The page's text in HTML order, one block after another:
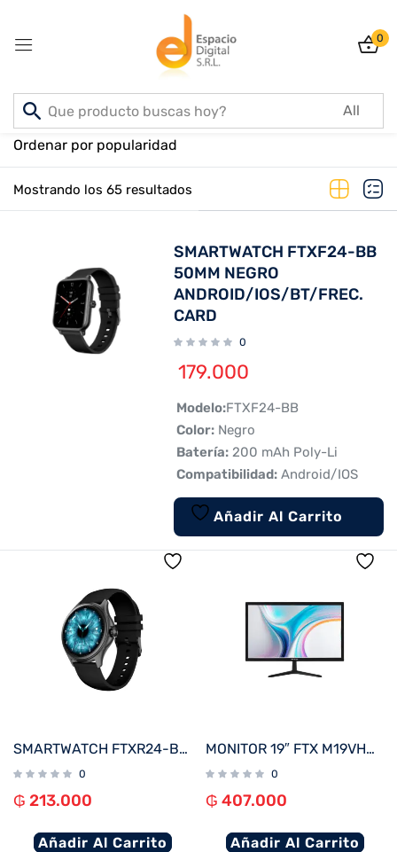
0
Inicio PRODUCTOS
Mostrando los 65 resultados
Ordenar por popularidad
SMARTWATCH FTXF24-BB
50MM NEGRO
ANDROID/IOS/BT/FREC.
CARD
0
179.000
 Modelo:FTXF24-BB
 Color:Negro
 Batería:200 mAh Poly-Li
 Compatibilidad:Android/IOS
Añadir Al Carrito
SMARTWATCH FTXR24-BB 53MM NEGRO ANDROID/IOS/BT/FREC. CARD
0
₲ 213.000
Añadir Al Carrito
MONITOR 19″ FTX M19VHDBZL HD VGA/HDMI/75HZ/5MS/BIVOLT C/BISEL
0
₲ 407.000
Añadir Al Carrito
Sign in
Remember me
Log In
Create an account